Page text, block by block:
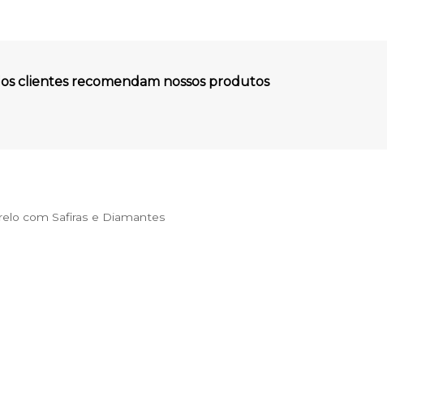
clientes recomendam nossos produtos
com Safiras e Diamantes